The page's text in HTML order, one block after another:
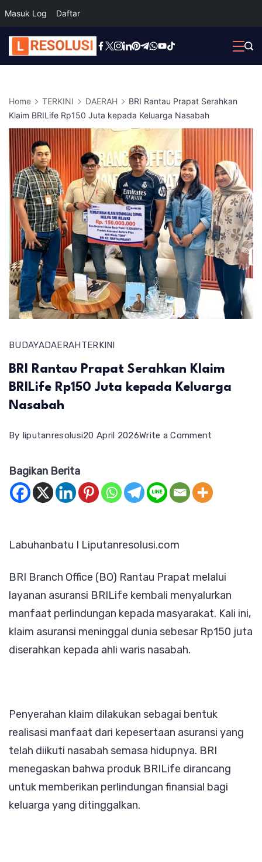
Masuk Log Daftar
Skip
to
Home TERKINI DAERAH
BRI Rantau Prapat Serahkan
Klaim BRILife Rp150 Juta kepada Keluarga Nasabah
BUDAYADAERAHTERKINI
BRI Rantau Prapat Serahkan Klaim
BRILife Rp150 Juta kepada Keluarga
Nasabah
By liputanresolusi20 April 2026Write a Comment
Prapat
Juta
kepada
Keluarga
Nasabah
Bagikan Berita
Labuhanbatu I Liputanresolusi.com
BRI Branch Office (BO) Rantau Prapat melalui
layanan asuransi BRILife kembali menyalurkan
manfaat perlindungan kepada masyarakat. Kali ini,
klaim asuransi meninggal dunia sebesar Rp150 juta
diserahkan kepada ahli waris nasabah.
Penyerahan klaim dilakukan sebagai bentuk
realisasi manfaat dari kepesertaan asuransi yang
telah diikuti nasabah semasa hidupnya. BRI
menegaskan bahwa produk BRILife dirancang
untuk memberikan perlindungan finansial bagi
keluarga yang ditinggalkan.